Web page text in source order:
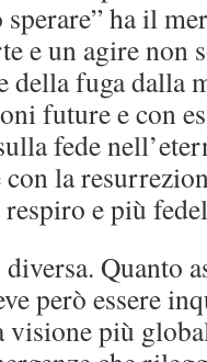
sperare” ha il
e un agire non
fuga dalla
future e con
fede
la
e più
Quanto
però essere
visione più